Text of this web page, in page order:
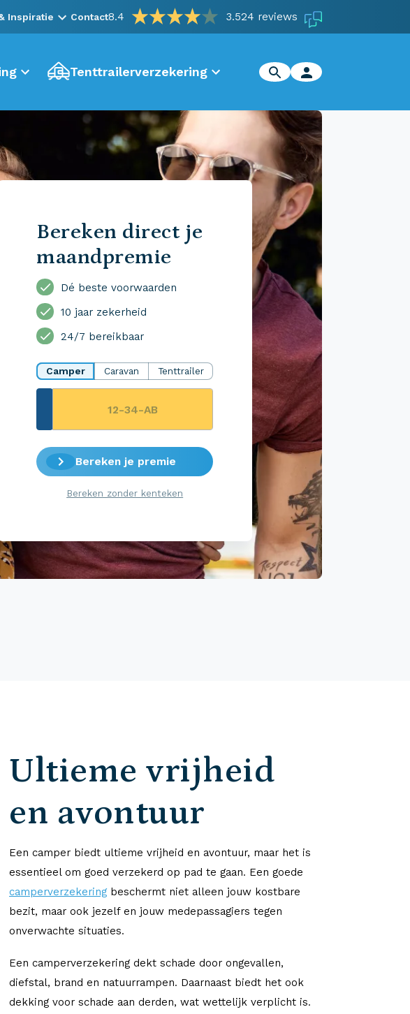
Inspiratie Contact8.4 3.524 reviews
Tenttrailerverzekering
Bereken direct je
maandpremie
Dé beste voorwaarden
10 jaar zekerheid
24/7 bereikbaar
Camper Caravan Tenttrailer
Bereken je premie
Bereken zonder kenteken
Ultieme vrijheid
en avontuur
Een camper biedt ultieme vrijheid en avontuur, maar het is
essentieel om goed verzekerd op pad te gaan. Een goede
camperverzekeringbeschermt niet alleen jouw kostbare
bezit, maar ook jezelf en jouw medepassagiers tegen
onverwachte situaties.
Een camperverzekering dekt schade door ongevallen,
diefstal, brand en natuurrampen. Daarnaast biedt het ook
dekking voor schade aan derden, wat wettelijk verplicht is.